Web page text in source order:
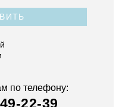
по телефону:
22-39